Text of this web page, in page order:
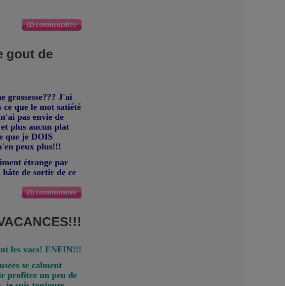
(1) commentaires
gout de
grossesse??? J'ai
que le mot satiété
pas envie de
plus aucun plat
que je DOIS
peux plus!!!
étrange par
de sortir de ce
(3) commentaires
les vacs! ENFIN!!!
se calment
profitez un peu de